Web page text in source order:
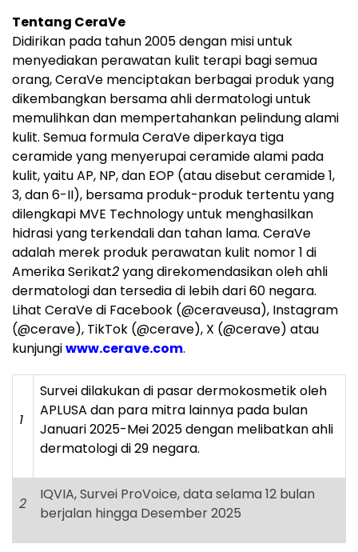
Tentang CeraVe
Didirikan pada tahun 2005 dengan misi untuk
menyediakan perawatan kulit terapi bagi semua
orang, CeraVe menciptakan berbagai produk yang
dikembangkan bersama ahli dermatologi untuk
memulihkan dan mempertahankan pelindung alami
kulit. Semua formula CeraVe diperkaya tiga
ceramide yang menyerupai ceramide alami pada
kulit, yaitu AP, NP, dan EOP (atau disebut ceramide 1,
3, dan 6-II), bersama produk-produk tertentu yang
dilengkapi MVE Technology untuk menghasilkan
hidrasi yang terkendali dan tahan lama. CeraVe
adalah merek produk perawatan kulit nomor 1 di
Amerika Serikat2yang direkomendasikan oleh ahli
dermatologi dan tersedia di lebih dari 60 negara.
Lihat CeraVe di Facebook (@ceraveusa), Instagram
(@cerave), TikTok (@cerave), X (@cerave) atau
kunjungiwww.cerave.com.
1
Survei dilakukan di pasar dermokosmetik oleh
APLUSA dan para mitra lainnya pada bulan
Januari 2025-Mei 2025 dengan melibatkan ahli
dermatologi di 29 negara.
2
IQVIA, Survei ProVoice, data selama 12 bulan
berjalan hingga Desember 2025